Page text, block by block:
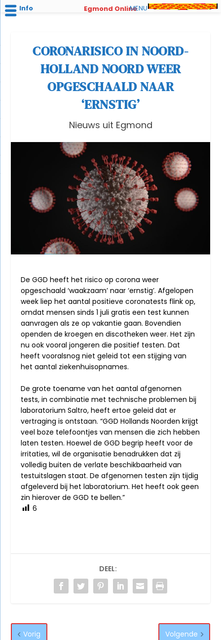
CORONARISICO IN NOORD-
HOLLAND NOORD WEER
OPGESCHAALD NAAR
‘ERNSTIG’
Nieuws uit Egmond
De GGD heeft het risico op corona weer
opgeschaald ‘waakzaam’ naar ‘ernstig’. Afgelopen
week liep het aantal positieve coronatests flink op,
omdat mensen sinds 1 juli gratis een test kunnen
aanvragen als ze op vakantie gaan. Bovendien
openden de kroegen en discotheken weer. Het zijn
nu ook vooral jongeren die positief testen. Dat
heeft vooralsnog niet geleid tot een stijging van
het aantal ziekenhuisopnames.
De grote toename van het aantal afgenomen
tests, in combinatie met technische problemen bij
laboratorium Saltro, heeft ertoe geleid dat er
vertraging is ontstaan. “GGD Hollands Noorden krijgt
veel boze telefoontjes van mensen die zich hebben
laten testen. Hoewel de GGD begrip heeft voor de
irritaties, wil de organisatie benadrukken dat zij
volledig buiten de verlate beschikbaarheid van
testuitslagen staat. De afgenomen testen zijn tijdig
afgeleverd bij het laboratorium. Het heeft ook geen
zin hierover de GGD te bellen.”
6
DEEL:
Vorig Volgende
Info Egmond OnlineMENU